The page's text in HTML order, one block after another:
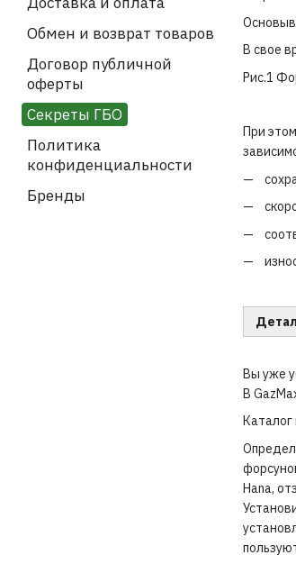
В свое
Рис.1
При
Вы уже
В
Hana,
Обмен и возврат товаров
Договор публичной
оферты
Секреты ГБО
Политика
конфиденциальности
Бренды